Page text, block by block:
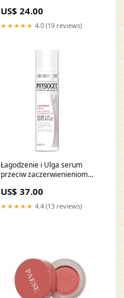
US$ 24.00
★★★★★ 4.0 (19 reviews)
Łagodzenie i Ulga serum
przeciw zaczerwienieniom
US$ 37.00
★★★★★ 4.4 (13 reviews)